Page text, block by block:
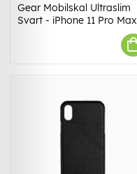
Gear Mobilskal Ultraslim
Svart - iPhone 11 Pro Max